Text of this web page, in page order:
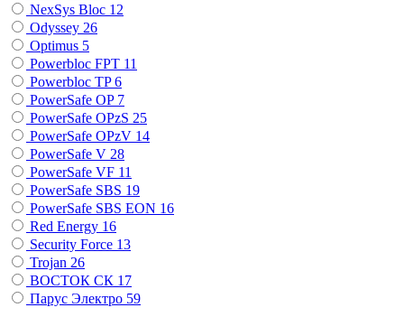
NexSys Bloc 12
Odyssey 26
Optimus 5
Powerbloc FPT 11
Powerbloc TP6
PowerSafe OP 7
PowerSafe OPzS 25
PowerSafe OPzV 14
PowerSafe V 28
PowerSafe VF 11
PоwerSafe SBS 19
PоwerSafe SBS EON 16
Red Energy 16
Security Force 13
Trojan 26
ВОСТОК СК 17
Парус Электро 59